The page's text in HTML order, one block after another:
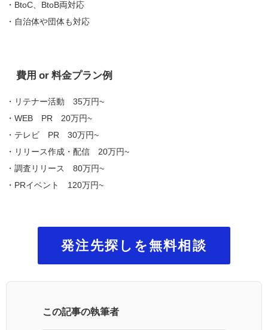
・BtoC、BtoB両対応
・自治体や団体も対応
費用 or 料金プラン例
・リテナー活動 35万円~
・WEB PR 20万円~
・テレビ PR 30万円~
・リリース作成・配信 20万円~
・調査リリース 80万円~
・PRイベント 120万円~
発注先探しを無料相談
この記事の執筆者